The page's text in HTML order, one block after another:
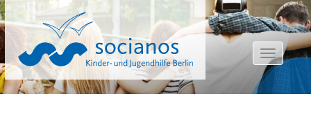
Toggle